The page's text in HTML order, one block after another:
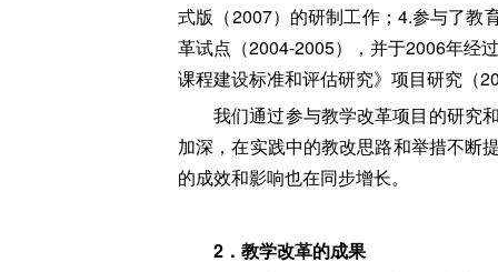
式版（2007）的研制工作；4.参与了教
革试点（2004-2005），并于2006年经
课程建设标准和评估研究》项目研究（
我们通过参与教学改革项目的研究
加深，在实践中的教改思路和举措不断
的成效和影响也在同步增长。
2 ．教学改革的成果